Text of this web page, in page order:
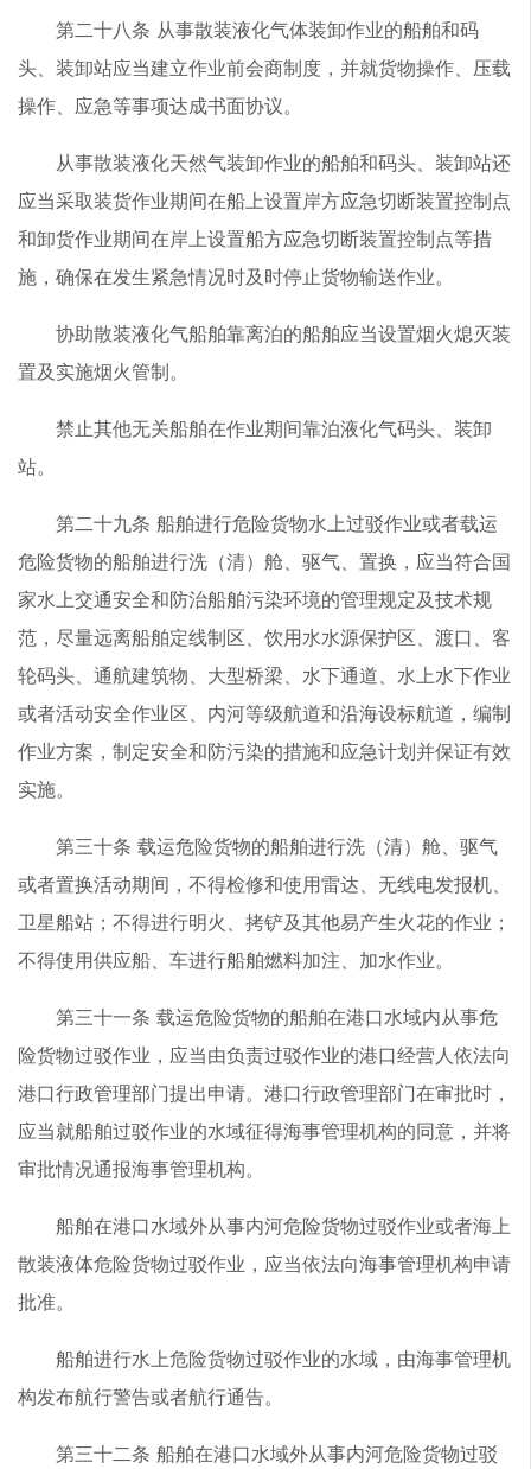
第二十八条 从事散装液化气体装卸作业的船舶和码
头、装卸站应当建立作业前会商制度，并就货物操作、压载
操作、应急等事项达成书面协议。
从事散装液化天然气装卸作业的船舶和码头、装卸站还
应当采取装货作业期间在船上设置岸方应急切断装置控制点
和卸货作业期间在岸上设置船方应急切断装置控制点等措
施，确保在发生紧急情况时及时停止货物输送作业。
协助散装液化气船舶靠离泊的船舶应当设置烟火熄灭装
置及实施烟火管制。
禁止其他无关船舶在作业期间靠泊液化气码头、装卸
站。
第二十九条 船舶进行危险货物水上过驳作业或者载运
危险货物的船舶进行洗（清）舱、驱气、置换，应当符合国
家水上交通安全和防治船舶污染环境的管理规定及技术规
范，尽量远离船舶定线制区、饮用水水源保护区、渡口、客
轮码头、通航建筑物、大型桥梁、水下通道、水上水下作业
或者活动安全作业区、内河等级航道和沿海设标航道，编制
作业方案，制定安全和防污染的措施和应急计划并保证有效
实施。
第三十条 载运危险货物的船舶进行洗（清）舱、驱气
或者置换活动期间，不得检修和使用雷达、无线电发报机、
卫星船站；不得进行明火、拷铲及其他易产生火花的作业；
不得使用供应船、车进行船舶燃料加注、加水作业。
第三十一条 载运危险货物的船舶在港口水域内从事危
险货物过驳作业，应当由负责过驳作业的港口经营人依法向
港口行政管理部门提出申请。港口行政管理部门在审批时，
应当就船舶过驳作业的水域征得海事管理机构的同意，并将
审批情况通报海事管理机构。
船舶在港口水域外从事内河危险货物过驳作业或者海上
散装液体危险货物过驳作业，应当依法向海事管理机构申请
批准。
船舶进行水上危险货物过驳作业的水域，由海事管理机
构发布航行警告或者航行通告。
第三十二条 船舶在港口水域外从事内河危险货物过驳